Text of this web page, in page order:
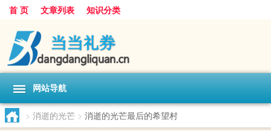
首 页 文章列表 知识分类
网站导航
> 消逝的光芒 > 消逝的光芒最后的希望村